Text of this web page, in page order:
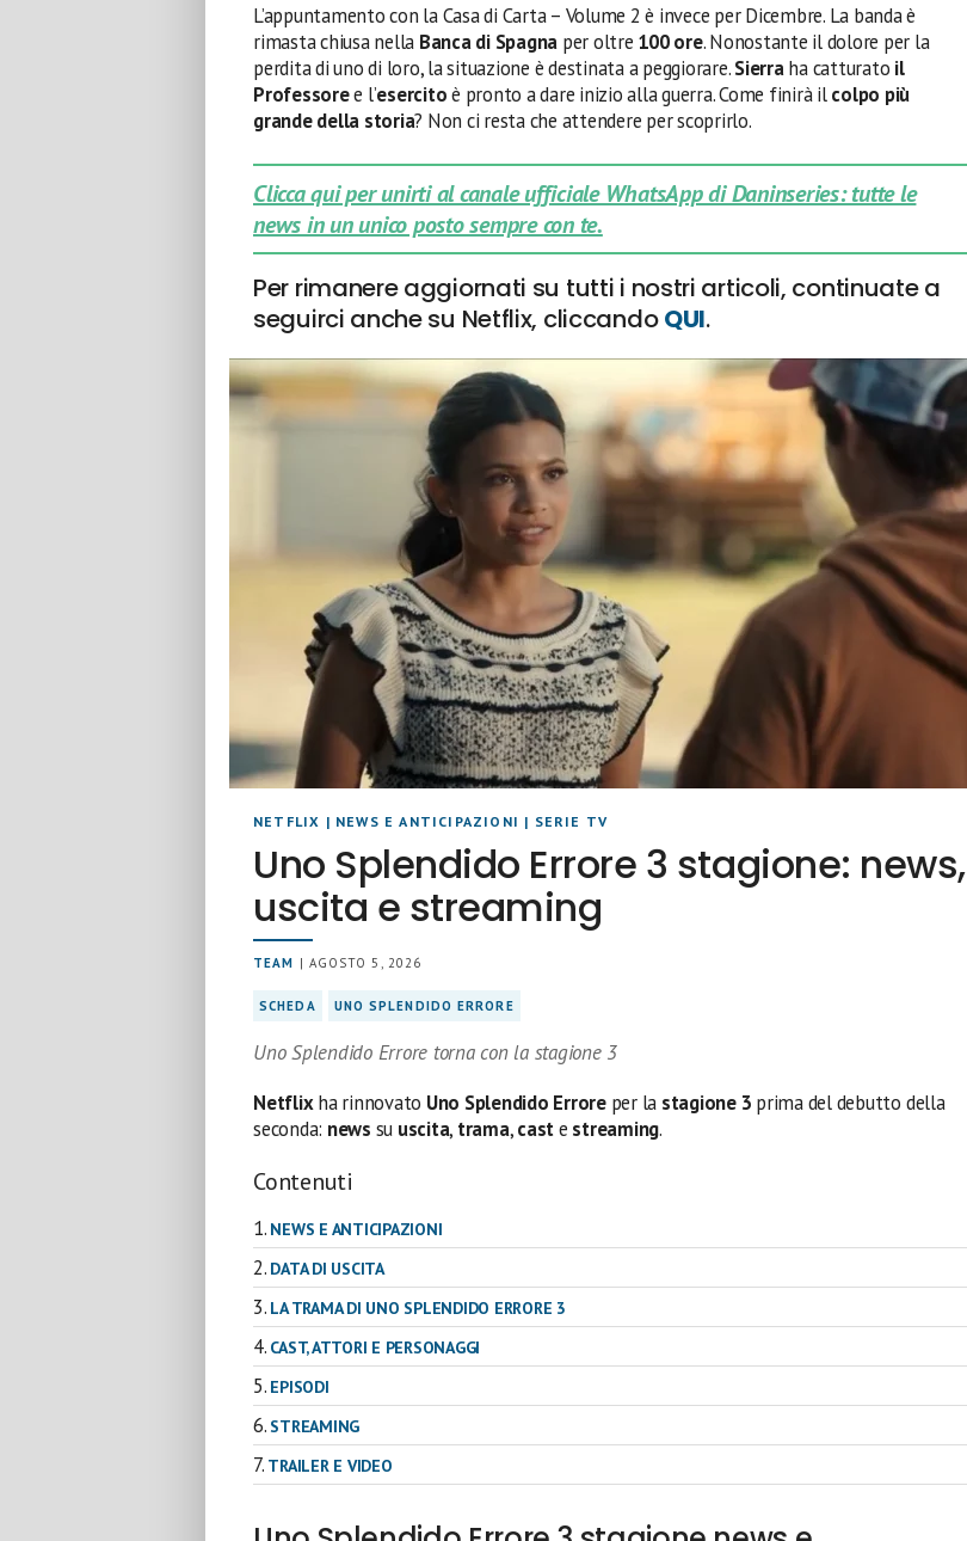
L’appuntamento con la Casa di Carta – Volume 2 è invece per Dicembre. La banda è
rimasta chiusa nella Banca di Spagna per oltre 100 ore. Nonostante il dolore per la
perdita di uno di loro, la situazione è destinata a peggiorare.Sierraha catturato il
Professoree l’esercitoè pronto a dare inizio alla guerra. Come finirà ilcolpo più
grande della storia? Non ci resta che attendere per scoprirlo.
Clicca qui per unirti al canale ufficiale WhatsApp di Daninseries: tutte le
news in un unico posto sempre con te.
Per rimanere aggiornati su tutti i nostri articoli, continuate a
seguirci anche su Netflix, cliccandoQUI.
NETFLIX | NEWS E ANTICIPAZIONI | SERIE TV
Uno Splendido Errore 3 stagione: news,
uscita e streaming
TEAM | AGOSTO 5, 2026
SCHEDA UNO SPLENDIDO ERRORE
Uno Splendido Errore torna con la stagione 3
Netflixha rinnovato Uno Splendido Erroreper la stagione 3 prima del debutto della
seconda: news su uscita, trama,caste streaming.
Contenuti
NEWS E ANTICIPAZIONI
DATA DI USCITA
LA TRAMA DI UNO SPLENDIDO ERRORE 3
CAST, ATTORI E PERSONAGGI
EPISODI
STREAMING
TRAILER E VIDEO